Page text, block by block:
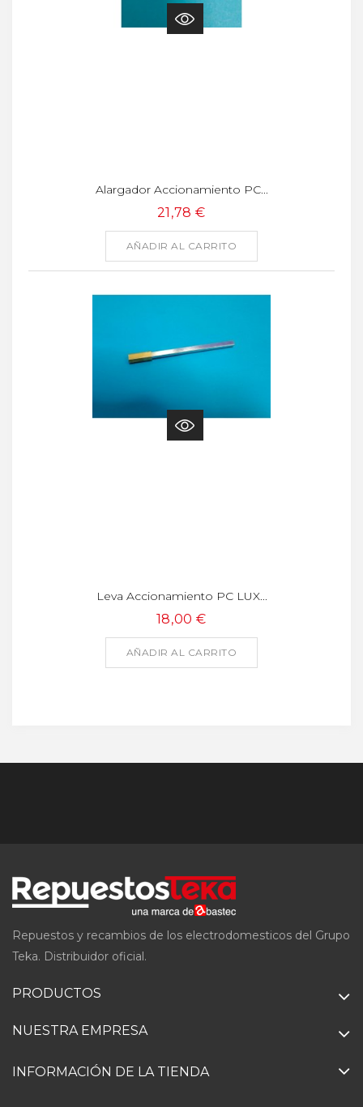
Alargador Accionamiento PC...
21,78 €
AÑADIR AL CARRITO
Leva Accionamiento PC LUX...
18,00 €
AÑADIR AL CARRITO
Repuestos y recambios de los electrodomesticos del Grupo
Teka. Distribuidor oficial.
PRODUCTOS
NUESTRA EMPRESA
INFORMACIÓN DE LA TIENDA